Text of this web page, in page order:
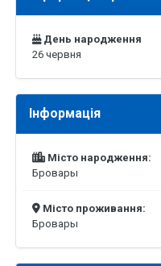
День народження
26 червня
Інформація
Місто народження:
Бровары
Місто проживання:
Бровары